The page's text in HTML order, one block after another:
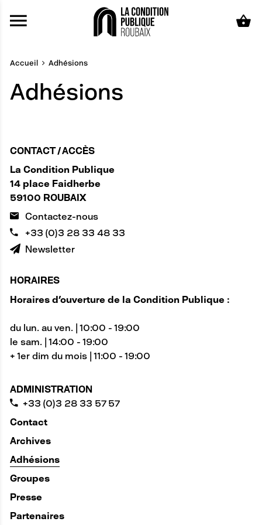
Aller au contenu principal
Accueil Adhésions
Adhésions
CONTACT / ACCÈS
La Condition Publique
14 place Faidherbe
59100 ROUBAIX
Contactez-nous
+33 (0)3 28 33 48 33
Newsletter
HORAIRES
Horaires d'ouverture de la Condition Publique :
du lun. au ven. | 10:00 - 19:00
le sam. | 14:00 - 19:00
+ 1er dim du mois | 11:00 - 19:00
ADMINISTRATION
+33 (0)3 28 33 57 57
Contact
Archives
Adhésions
Groupes
Presse
Partenaires